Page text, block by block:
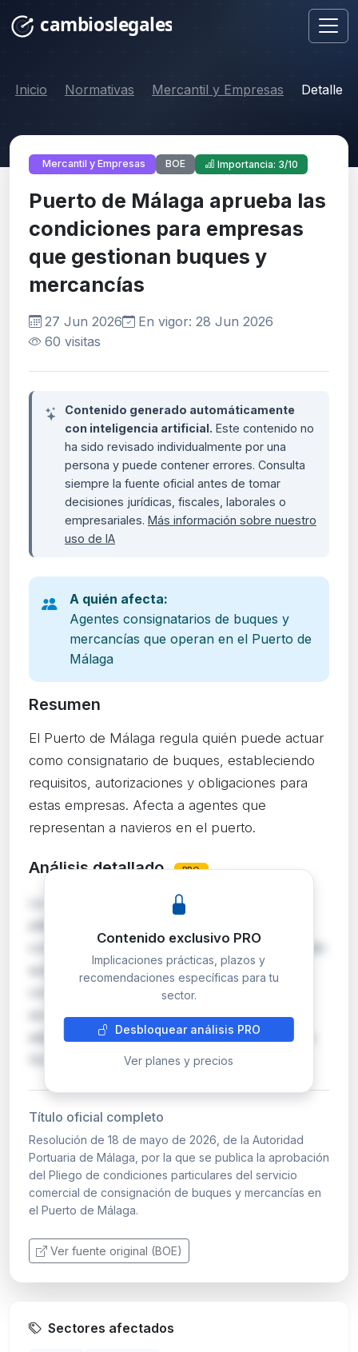
Inicio Normativas Mercantil y Empresas Detalle
Mercantil y Empresas BOE Importancia: 3/10
Puerto de Málaga aprueba las
condiciones para empresas
que gestionan buques y
mercancías
27 Jun 2026
En vigor: 28 Jun 2026
60 visitas
Contenido generado automáticamente
con inteligencia artificial. Este contenido no
ha sido revisado individualmente por una
persona y puede contener errores. Consulta
siempre la fuente oficial antes de tomar
decisiones jurídicas, fiscales, laborales o
empresariales. Más información sobre nuestro
uso de IA
A quién afecta:
Agentes consignatarios de buques y
mercancías que operan en el Puerto de
Málaga
Resumen
El Puerto de Málaga regula quién puede actuar
como consignatario de buques, estableciendo
requisitos, autorizaciones y obligaciones para
estas empresas. Afecta a agentes que
representan a navieros en el puerto.
Análisis detallado PRO
La Autoridad Portuaria de Málaga aprueba el
pliego que regula el servicio comercial de
consignación de buques y mercancías, exigiendo
autorización previa para operar. Los
consignatarios deben cumplir requisitos de
acceso, garantías económicas y seguros,
además de inscribirse en un registro específico.
Son responsables …
Contenido exclusivo PRO
Implicaciones prácticas, plazos y
recomendaciones específicas para tu
sector.
Desbloquear análisis PRO
Ver planes y precios
Título oficial completo
Resolución de 18 de mayo de 2026, de la Autoridad
Portuaria de Málaga, por la que se publica la aprobación
del Pliego de condiciones particulares del servicio
comercial de consignación de buques y mercancías en
el Puerto de Málaga.
Ver fuente original (BOE)
Sectores afectados